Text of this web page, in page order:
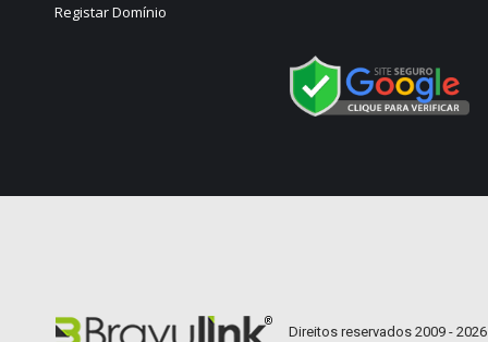
Registar Domínio
Direitos reservados 2009 -